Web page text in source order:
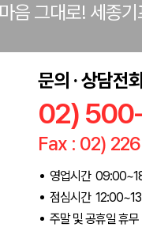
음 그대로! 세종
문의 · 상담전
02)
Fax : 02)
영업시간
점심시간
주말 및 공휴일 휴무